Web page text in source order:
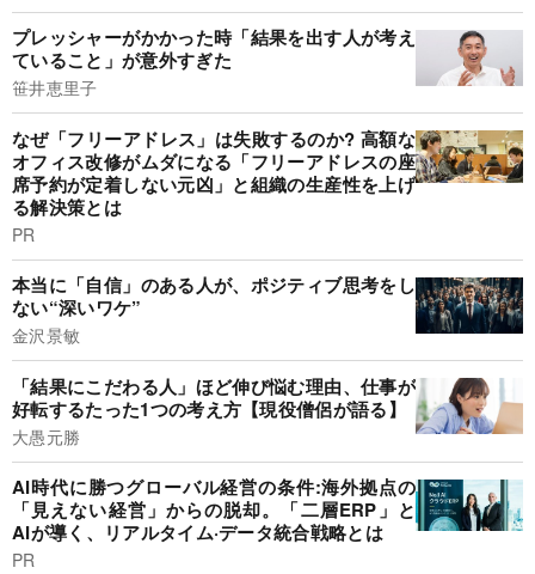
プレッシャーがかかった時「結果を出す人が考え
ていること」が意外すぎた
笹井恵里子
なぜ「フリーアドレス」は失敗するのか? 高額な
オフィス改修がムダになる「フリーアドレスの座
席予約が定着しない元凶」と組織の生産性を上げ
る解決策とは
PR
本当に「自信」のある人が、ポジティブ思考をし
ない“深いワケ”
金沢景敏
「結果にこだわる人」ほど伸び悩む理由、仕事が
好転するたった1つの考え方【現役僧侶が語る】
大愚元勝
AI時代に勝つグローバル経営の条件:海外拠点の
「見えない経営」からの脱却。「二層ERP」と
AIが導く、リアルタイム·データ統合戦略とは
PR